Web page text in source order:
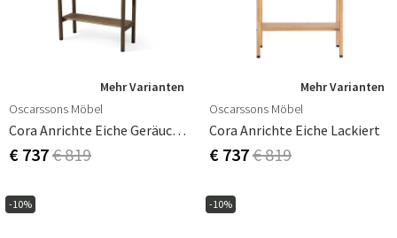
Mehr Varianten
Oscarssons Möbel
Cora Anrichte Eiche Geräuchert
€ 737€ 819
Mehr Varianten
Oscarssons Möbel
Cora Anrichte Eiche Lackiert
€ 737€ 819
-10% -10%